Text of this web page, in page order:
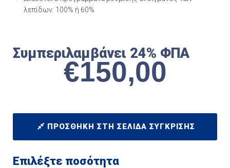
λεπίδων: 100% ή 60%
Συμπεριλαμβάνει 24% ΦΠΑ
€150,00
ΠΡΟΣΘΉΚΗ ΣΤΗ ΣΕΛΊΔΑ ΣΎΓΚΡΙΣΗΣ
Επιλέξτε ποσότητα